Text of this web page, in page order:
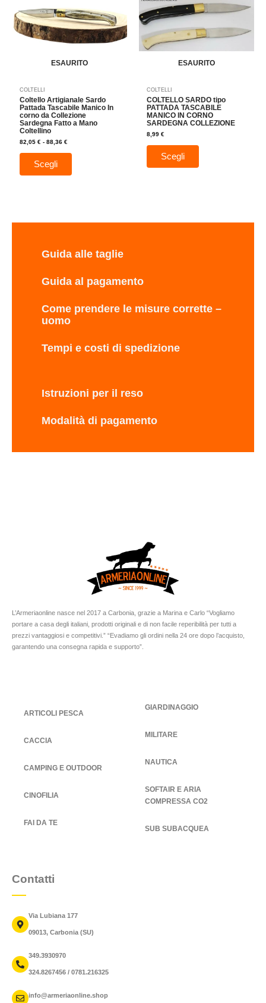
ESAURITO
COLTELLI
Coltello Artigianale Sardo
Pattada Tascabile Manico In
corno da Collezione
Sardegna Fatto a Mano
Coltellino
82,05€ - 88,36€
88,36 €
Scegli
varianti.
opzioni
essere
del
prodotto
ESAURITO
COLTELLI
COLTELLO SARDO tipo
PATTADA TASCABILE
MANICO IN CORNO
SARDEGNA COLLEZIONE
8,99€
Scegli
più
varianti.
Le
opzioni
essere
del
prodotto
Guida alle taglie
Guida al pagamento
Come prendere le misure corrette –
uomo
Tempi e costi di spedizione
Istruzioni per il reso
Modalità di pagamento
L’Armeriaonline nasce nel 2017 a Carbonia, grazie a Marina e Carlo “Vogliamo
portare a casa degli italiani, prodotti originali e di non facile reperibilità per tutti a
prezzi vantaggiosi e competitivi.” “Evadiamo gli ordini nella 24 ore dopo l’acquisto,
garantendo una consegna rapida e supporto”.
ARTICOLI PESCA
CACCIA
CAMPING E OUTDOOR
CINOFILIA
FAI DA TE
GIARDINAGGIO
MILITARE
NAUTICA
SOFTAIR E ARIA
COMPRESSA CO2
SUB SUBACQUEA
Contatti
Via Lubiana 177
09013, Carbonia (SU)
349.3930970
324.8267456 / 0781.216325
info@armeriaonline.shop